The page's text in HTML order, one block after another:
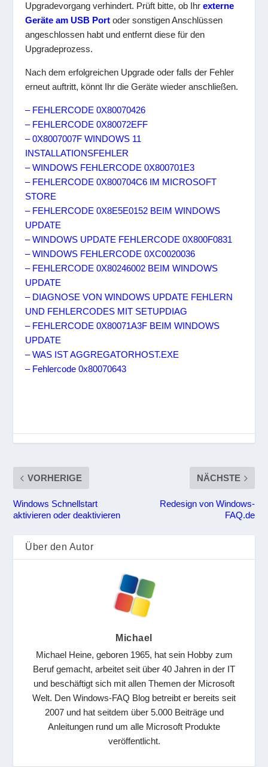
Upgradevorgang verhindert. Prüft bitte, ob Ihrexterne
Geräte am USB Port oder sonstigen Anschlüssen
angeschlossen habt und entfernt diese für den
Upgradeprozess.
Nach dem erfolgreichen Upgrade oder falls der Fehler
erneut auftritt, könnt Ihr die Geräte wieder anschließen.
– FEHLERCODE 0X80070426
– FEHLERCODE 0X80072EFF
– 0X8007007F WINDOWS 11
INSTALLATIONSFEHLER
– WINDOWS FEHLERCODE 0X800701E3
– FEHLERCODE 0X800704C6 IM MICROSOFT
STORE
– FEHLERCODE 0X8E5E0152 BEIM WINDOWS
UPDATE
– WINDOWS UPDATE FEHLERCODE 0X800F0831
– WINDOWS FEHLERCODE 0XC0020036
– FEHLERCODE 0X80246002 BEIM WINDOWS
UPDATE
– DIAGNOSE VON WINDOWS UPDATE FEHLERN
UND FEHLERCODES MIT SETUPDIAG
– FEHLERCODE 0X80071A3F BEIM WINDOWS
UPDATE
– WAS IST AGGREGATORHOST.EXE
– Fehlercode 0x80070643
VORHERIGE
Windows Schnellstart
aktivieren oder deaktivieren
NÄCHSTE
Redesign von Windows-
FAQ.de
Über den Autor
Michael
Michael Heine, geboren 1965, hat sein Hobby zum
Beruf gemacht, arbeitet seit über 40 Jahren in der IT
und beschäftigt sich mit allen Themen der Microsoft
Welt. Den Windows-FAQ Blog betreibt er bereits seit
2007 und hat seitdem über 5.000 Beiträge und
Anleitungen rund um alle Microsoft Produkte
veröffentlicht.